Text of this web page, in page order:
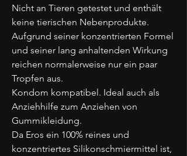
Nicht an Tieren getestet und enthält
keine tierischen Nebenprodukte.
Aufgrund seiner konzentrierten Formel
und seiner lang anhaltenden Wirkung
reichen normalerweise nur ein paar
Tropfen aus.
Kondom kompatibel. Ideal auch als
Anziehhilfe zum Anziehen von
Gummikleidung.
Da Eros ein 100% reines und
konzentriertes Silikonschmiermittel ist,